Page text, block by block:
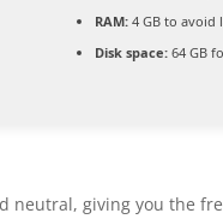
RAM: 4 GB to avoid
Disk space: 64 GB
neutral, giving you the